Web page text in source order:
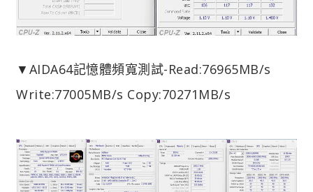
▼AIDA64記憶體頻寬測試-Read:76965MB/s
Write:77005MB/s Copy:70271MB/s